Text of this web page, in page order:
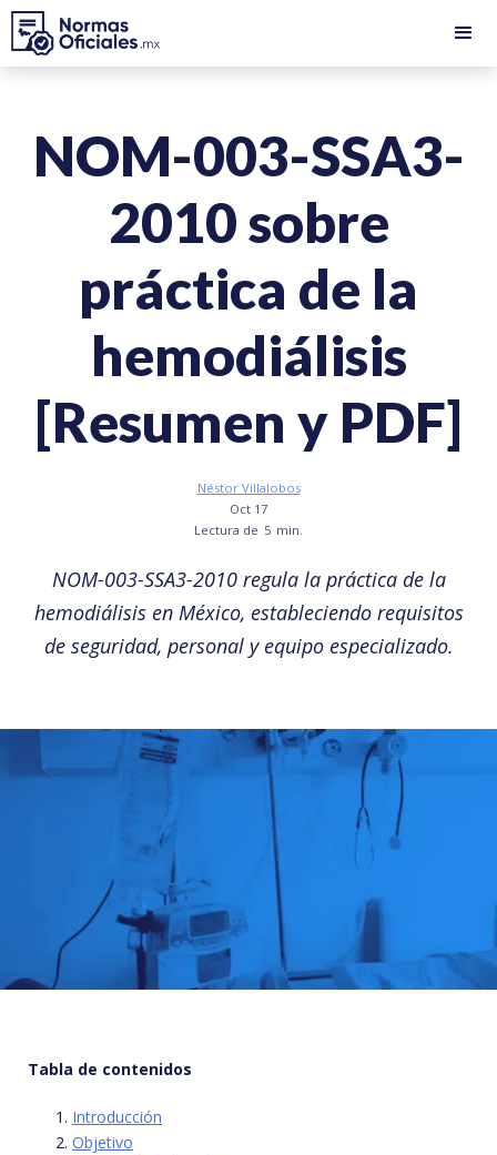
NOM-003-SSA3-
2010 sobre
práctica de la
hemodiálisis
[Resumen y PDF]
Néstor Villalobos
Oct 17
Lectura de 5 min.
NOM-003-SSA3-2010 regula la práctica de la
hemodiálisis en México, estableciendo requisitos
de seguridad, personal y equipo especializado.
Tabla de contenidos
Introducción
Objetivo